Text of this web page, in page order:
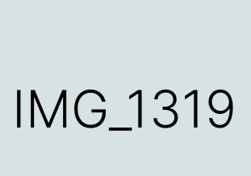
IMG_1319